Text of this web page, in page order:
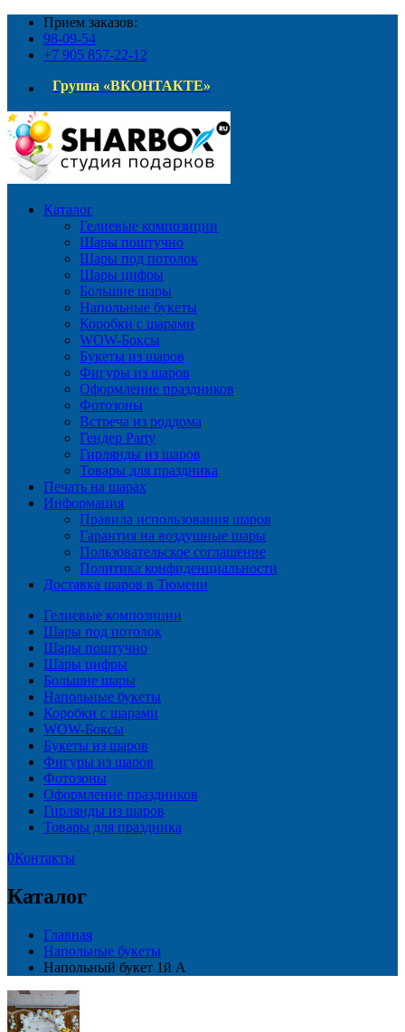
Прием заказов:
98-09-54
+7 905 857-22-12
Группа «ВКОНТАКТЕ»
Каталог
Гелиевые композиции
Шары поштучно
Шары под потолок
Шары цифры
Большие шары
Напольные букеты
Коробки с шарами
WOW-Боксы
Букеты из шаров
Фигуры из шаров
Оформление праздников
Фотозоны
Встреча из роддома
Гендер Party
Гирлянды из шаров
Товары для праздника
Печать на шарах
Информация
Правила использования шаров
Гарантия на воздушные шары
Пользовательское соглашение
Политика конфиденциальности
Доставка шаров в Тюмени
Гелиевые композиции
Шары под потолок
Шары поштучно
Шары цифры
Большие шары
Напольные букеты
Коробки с шарами
WOW-Боксы
Букеты из шаров
Фигуры из шаров
Фотозоны
Оформление праздников
Гирлянды из шаров
Товары для праздника
0Контакты
Каталог
Главная
Напольные букеты
Напольный букет 1й А